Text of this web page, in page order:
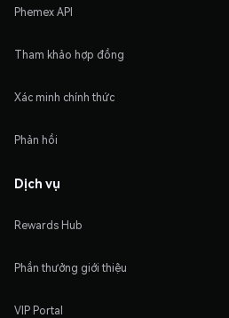
Phemex API
Tham khảo hợp đồng
Xác minh chính thức
Phản hồi
Dịch vụ
Rewards Hub
Phần thưởng giới thiệu
VIP Portal